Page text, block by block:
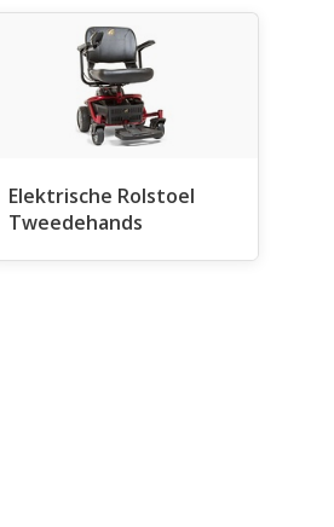
Elektrische Rolstoel
Tweedehands